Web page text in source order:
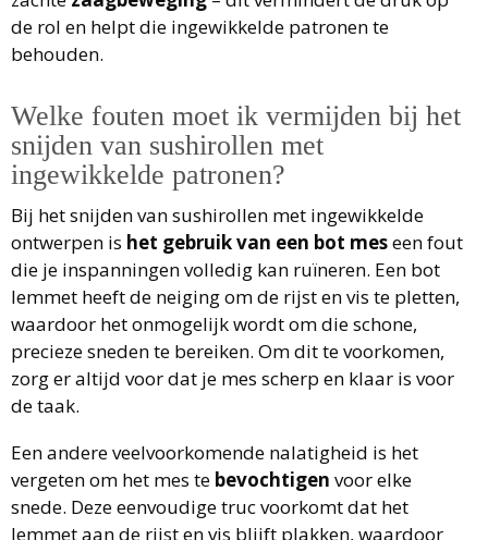
de rol en helpt die ingewikkelde patronen te
behouden.
Welke fouten moet ik vermijden bij het
snijden van sushirollen met
ingewikkelde patronen?
Bij het snijden van sushirollen met ingewikkelde
ontwerpen is het gebruik van een bot meseen fout
die je inspanningen volledig kan ruïneren. Een bot
lemmet heeft de neiging om de rijst en vis te pletten,
waardoor het onmogelijk wordt om die schone,
precieze sneden te bereiken. Om dit te voorkomen,
zorg er altijd voor dat je mes scherp en klaar is voor
de taak.
Een andere veelvoorkomende nalatigheid is het
vergeten om het mes te bevochtigen voor elke
snede. Deze eenvoudige truc voorkomt dat het
lemmet aan de rijst en vis blijft plakken, waardoor